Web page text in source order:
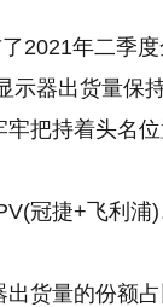
2021年二季
示器出货量保
牢把持着头名
冠捷+飞利
出货量的份额